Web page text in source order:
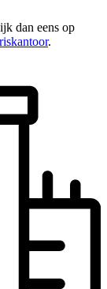
dan eens op
.